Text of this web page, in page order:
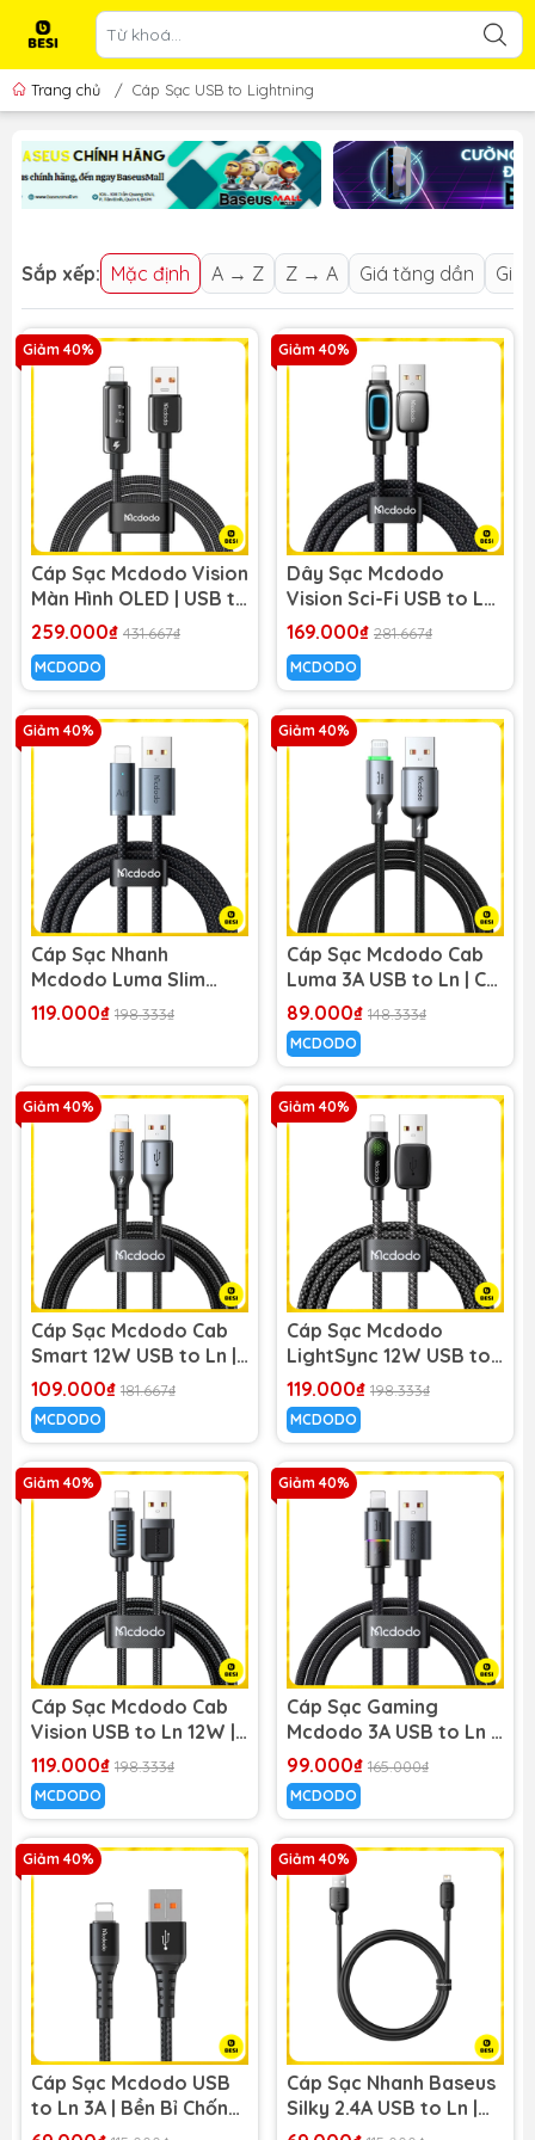
Trang chủ / Cáp Sạc USB to Lightning
Sắp xếp: Mặc định A → Z Z → A Giá tăng dần Giá
Giảm 40%
Cáp Sạc Mcdodo Vision
Màn Hình OLED | USB to
Ln 3A, Hợp Kim Kẽm,
259.000₫ 431.667₫
MCDODO
Giảm 40%
Dây Sạc Mcdodo
Vision Sci-Fi USB to Ln
3A | Hiệu Ứng LED 3D,
169.000₫ 281.667₫
MCDODO
Giảm 40%
Cáp Sạc Nhanh
Mcdodo Luma Slim
Cable USB to Ln 3A |
119.000₫ 198.333₫
Giảm 40%
Cáp Sạc Mcdodo Cab
Luma 3A USB to Ln | Có
Đèn LED Báo Sạc Xanh
89.000₫ 148.333₫
MCDODO
Giảm 40%
Cáp Sạc Mcdodo Cab
Smart 12W USB to Ln |
Tự Ngắt Thông Minh,
Có Đèn Báo Sạc
109.000₫ 181.667₫
MCDODO
Giảm 40%
Cáp Sạc Mcdodo
LightSync 12W USB to
Ln | Có Đèn LED
Ambient Độc Đáo
119.000₫ 198.333₫
MCDODO
Giảm 40%
Cáp Sạc Mcdodo Cab
Vision USB to Ln 12W |
Đèn LED Độc Đáo,
Chống Đứt Gãy
119.000₫ 198.333₫
MCDODO
Giảm 40%
Cáp Sạc Gaming
Mcdodo 3A USB to Ln |
Hiệu Ứng Đèn LED 7
Màu, Sạc Nhanh
99.000₫ 165.000₫
MCDODO
Giảm 40%
Cáp Sạc Mcdodo USB
to Ln 3A | Bền Bỉ Chống
Gãy 30000 Lần, Truyền
Giảm 40%
Cáp Sạc Nhanh Baseus
Silky 2.4A USB to Ln |
Dây PVC Mềm Mại, Dẻo